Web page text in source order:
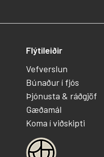
Flýtileiðir
Vefverslun
Búnaður í fjós
Þjónusta & ráðgjöf
Gæðamál
Koma í viðskipti